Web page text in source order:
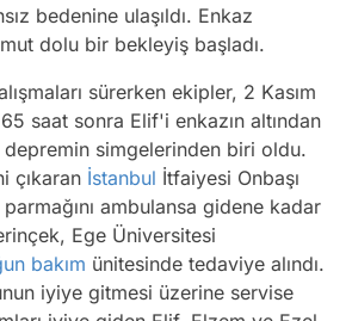
bedenine ulaşıldı. Enkaz
dolu bir bekleyiş başladı.
sürerken ekipler, 2 Kasım
saat sonra Elif'i enkazın altından
depremin simgelerinden biri oldu.
çıkaran İstanbul İtfaiyesi Onbaşı
ambulansa gidene kadar
Ege Üniversitesi
bakım ünitesinde tedaviye alındı.
iyiye gitmesi üzerine servise